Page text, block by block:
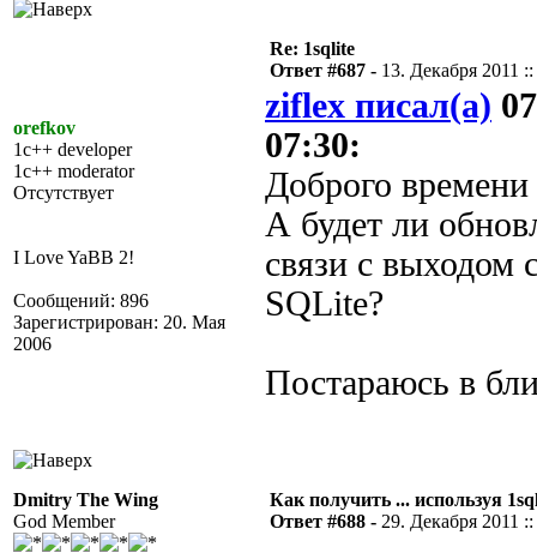
orefkov
1c++ developer
1c++ moderator
Отсутствует
I Love YaBB 2!
Сообщений: 896
Зарегистрирован: 20. Мая
2006
Re: 1sqlite
Ответ #687 - 13. Декабря 2011
ziflex писал(а)
07:30:
Доброго времени
А будет ли
связи с выходом
SQLite?
Постараюсь в
Dmitry The Wing
God Member
Как получить ... используя
Ответ #688 - 29. Декабря 2011